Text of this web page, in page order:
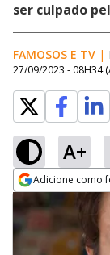
ser culpado
FAMOSOS E TV |
27/09/2023 - 08H34
A+
Adicione como
Opens in new